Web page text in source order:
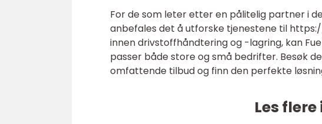
For de som leter etter en pålitelig partner i
anbefales det å utforske tjenestene til
innen drivstoffhåndtering og -lagring, kan
passer både store og små bedrifter. Besøk
omfattende tilbud og finn den perfekte
Les